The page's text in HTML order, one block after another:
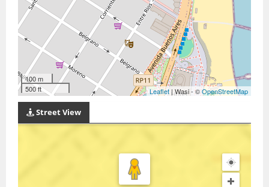
100 m
500 ft
Leaflet | Wasi - ©OpenStreetMap
Street View